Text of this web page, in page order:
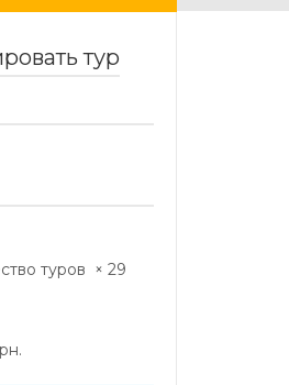
тур
туров ×29